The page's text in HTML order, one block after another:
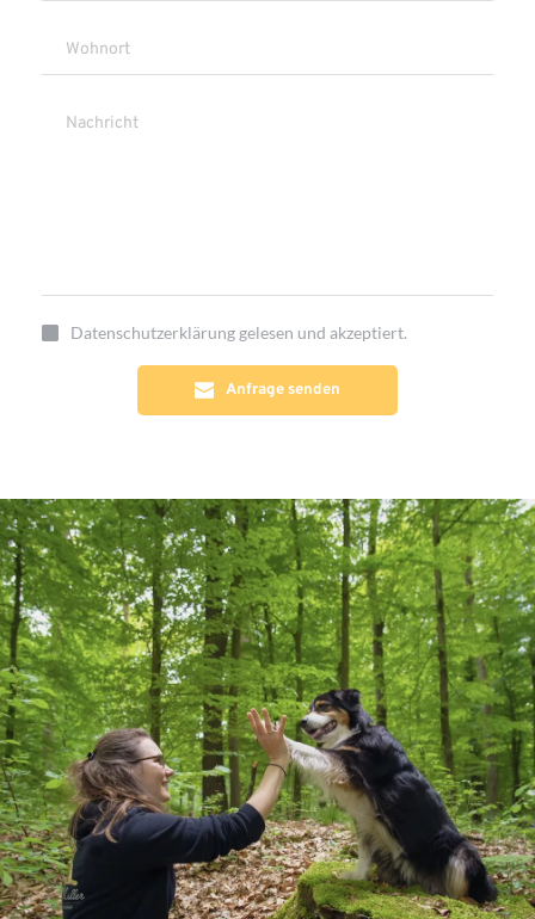
Datenschutzerklärung gelesen und akzeptiert.
Anfrage senden